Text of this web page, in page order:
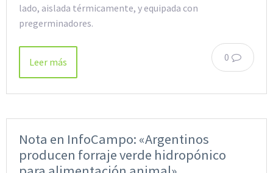
lado, aislada térmicamente, y equipada con
pregerminadores.
0
Leer más
Nota en InfoCampo: «Argentinos
producen forraje verde hidropónico